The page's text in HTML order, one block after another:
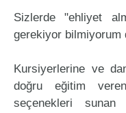
Sizlerde "ehliyet
gerekiyor bilmiyorum
Kursiyerlerine ve
doğru eğitim
seçenekleri